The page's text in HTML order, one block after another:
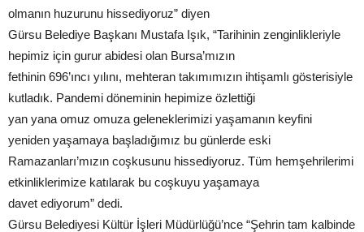
olmanın huzurunu hissediyoruz” diyen
Gürsu Belediye Başkanı Mustafa Işık, “Tarihinin zenginlikleriyle
hepimiz için gurur abidesi olan Bursa’mızın
fethinin 696’ıncı yılını, mehteran takımımızın ihtişamlı gösterisiyle
kutladık. Pandemi döneminin hepimize özlettiği
yan yana omuz omuza geleneklerimizi yaşamanın keyfini
yeniden yaşamaya başladığımız bu günlerde eski
Ramazanları’mızın coşkusunu hissediyoruz. Tüm hemşehrilerimi
etkinliklerimize katılarak bu coşkuyu yaşamaya
davet ediyorum” dedi.
Gürsu Belediyesi Kültür İşleri Müdürlüğü’nce “Şehrin tam kalbinde